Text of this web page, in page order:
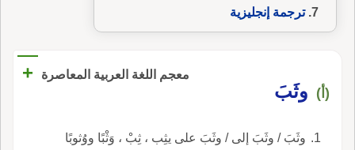
ترجمة إنجليزية
معجم اللغة العربية المعاصرة +
(أ) وثَبَ
وثَبَ / وثَبَ إلى / وثَبَ على يثِب ، ثِبْ ، وَثْبًا ووُثوبًا